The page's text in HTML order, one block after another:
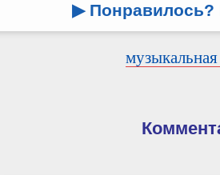
▶ Понравилось?
музыкальная